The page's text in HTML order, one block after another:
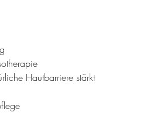
Hautbarriere stärkt